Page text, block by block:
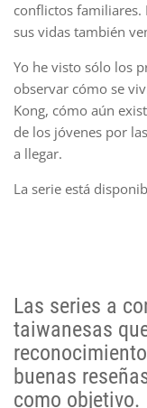
conflictos familiares.
sus vidas también
Yo he visto sólo los
observar cómo se
Kong, cómo aún
de los jóvenes por
a llegar.
La serie está
Las series a
taiwanesas
buenas
como objetivo.